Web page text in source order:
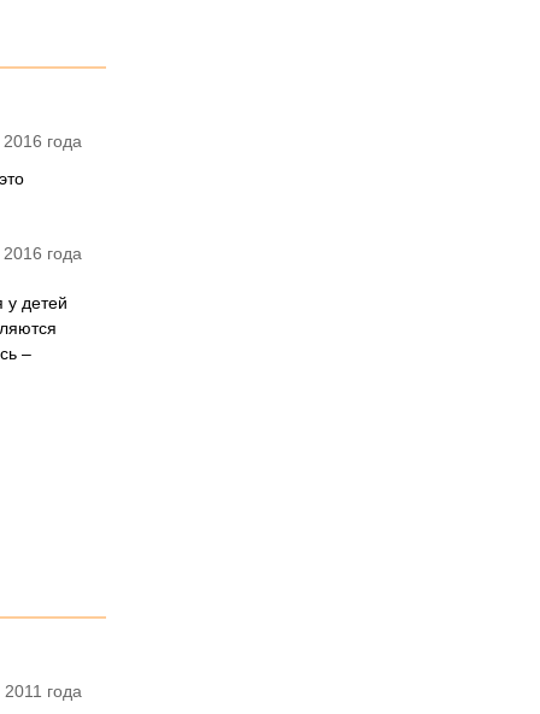
года
года
у детей
–
года